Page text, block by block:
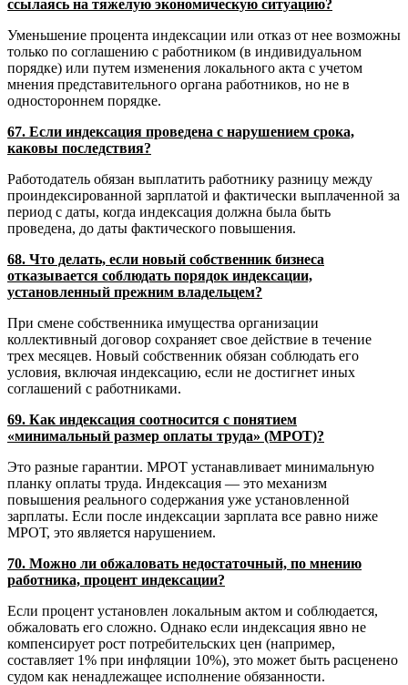
ссылаясь на тяжелую экономическую ситуацию?
Уменьшение процента индексации или отказ от нее возможны
только по соглашению с работником (в индивидуальном
порядке) или путем изменения локального акта с учетом
мнения представительного органа работников, но не в
одностороннем порядке.
67. Если индексация проведена с нарушением срока,
каковы последствия?
Работодатель обязан выплатить работнику разницу между
проиндексированной зарплатой и фактически выплаченной за
период с даты, когда индексация должна была быть
проведена, до даты фактического повышения.
68. Что делать, если новый собственник бизнеса
отказывается соблюдать порядок индексации,
установленный прежним владельцем?
При смене собственника имущества организации
коллективный договор сохраняет свое действие в течение
трех месяцев. Новый собственник обязан соблюдать его
условия, включая индексацию, если не достигнет иных
соглашений с работниками.
69. Как индексация соотносится с понятием
«минимальный размер оплаты труда» (МРОТ)?
Это разные гарантии. МРОТ устанавливает минимальную
планку оплаты труда. Индексация — это механизм
повышения реального содержания уже установленной
зарплаты. Если после индексации зарплата все равно ниже
МРОТ, это является нарушением.
70. Можно ли обжаловать недостаточный, по мнению
работника, процент индексации?
Если процент установлен локальным актом и соблюдается,
обжаловать его сложно. Однако если индексация явно не
компенсирует рост потребительских цен (например,
составляет 1% при инфляции 10%), это может быть расценено
судом как ненадлежащее исполнение обязанности.